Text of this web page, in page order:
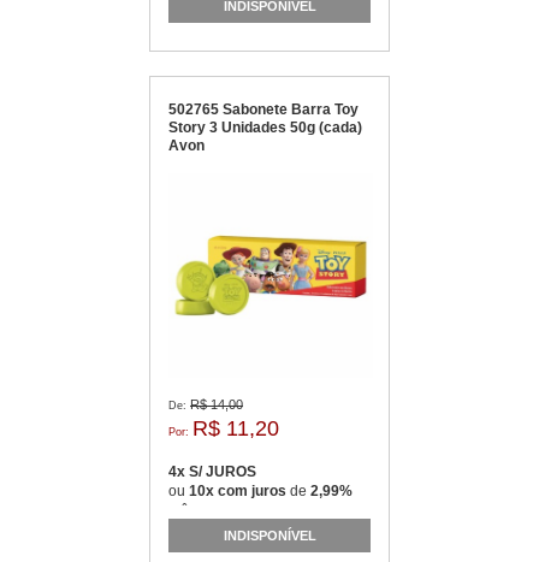
INDISPONÍVEL
502765 Sabonete Barra Toy
Story 3 Unidades 50g (cada)
Avon
De: R$ 14,00
Por: R$ 11,20
4x S/ JUROS
ou 10x com juros de 2,99%
mês
INDISPONÍVEL